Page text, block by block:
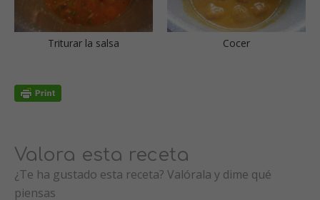
Triturar la salsa Cocer
Valora esta receta
¿Te ha gustado esta receta? Valórala y dime qué
piensas